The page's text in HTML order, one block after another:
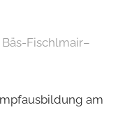
Fischlmair–
am